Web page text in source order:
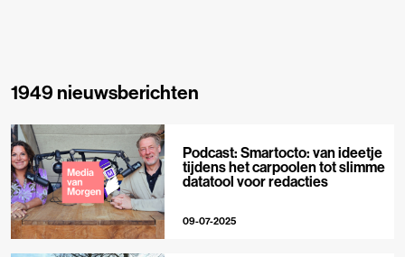
1949 nieuwsberichten
Podcast: Smartocto: van ideetje
tijdens het carpoolen tot slimme
datatool voor redacties
09-07-2025